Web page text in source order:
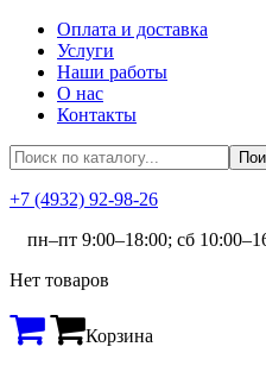
Оплата и доставка
Услуги
Наши работы
О нас
Контакты
+7 (4932) 92-98-26
пн–пт 9:00–18:00; сб
Нет товаров
Корзина